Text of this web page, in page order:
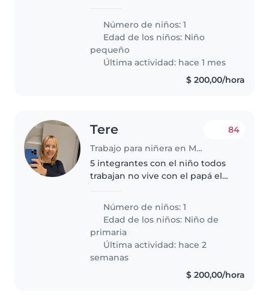
años. La niñera ideal debe
sentirse cómoda cocinando,
realizando quehaceres y
ayudando con las..
Número de niños: 1
Edad de los niños: Niño
pequeño
Última actividad: hace 1 mes
$ 200,00/hora
Tere
Trabajo para niñera en Montevideo
84
5 integrantes con el niño todos
trabajan no vive con el papá el
alguien con experiencia
Número de niños: 1
Edad de los niños: Niño de
primaria
Última actividad: hace 2
semanas
$ 200,00/hora